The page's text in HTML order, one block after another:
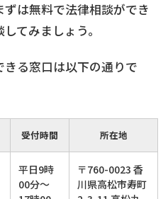
は無料で法律相談ができ
てみましょう。
る窓口は以下の通りで
受付時間 所在地
平日9時
00分～
〒760-0023 香
川県高松市寿町